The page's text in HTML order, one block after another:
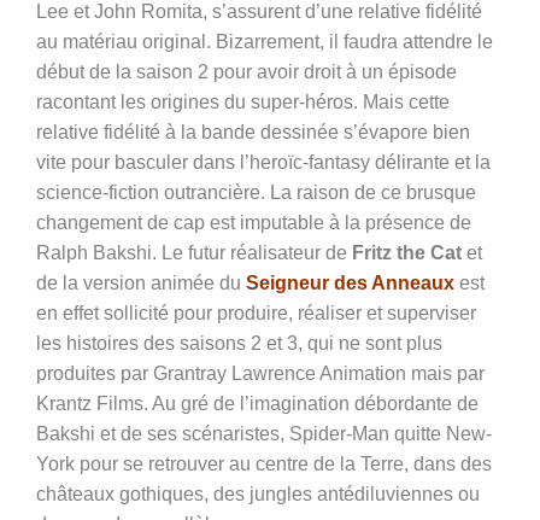
Lee et John Romita, s’assurent d’une relative fidélité
au matériau original. Bizarrement, il faudra attendre le
début de la saison 2 pour avoir droit à un épisode
racontant les origines du super-héros. Mais cette
relative fidélité à la bande dessinée s’évapore bien
vite pour basculer dans l’heroïc-fantasy délirante et la
science-fiction outrancière. La raison de ce brusque
changement de cap est imputable à la présence de
Ralph Bakshi. Le futur réalisateur de Fritz the Cat et
de la version animée du Seigneur des Anneaux est
en effet sollicité pour produire, réaliser et superviser
les histoires des saisons 2 et 3, qui ne sont plus
produites par Grantray Lawrence Animation mais par
Krantz Films. Au gré de l’imagination débordante de
Bakshi et de ses scénaristes, Spider-Man quitte New-
York pour se retrouver au centre de la Terre, dans des
châteaux gothiques, des jungles antédiluviennes ou